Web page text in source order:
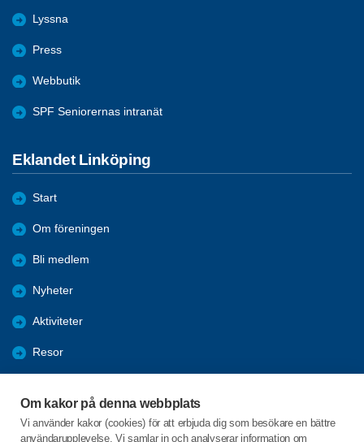
Om kakor på denna webbplats
Vi använder kakor (cookies) för att erbjuda dig som besökare en bättre
användarupplevelse. Vi samlar in och analyserar information om
Lyssna
Press
Webbutik
SPF Seniorernas intranät
Eklandet Linköping
Start
Om föreningen
Bli medlem
Nyheter
Aktiviteter
Resor